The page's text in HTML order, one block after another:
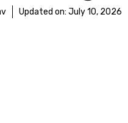
Updated on: July 10, 2026